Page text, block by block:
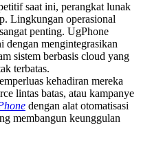
saat ini, perangkat lunak
Lingkungan operasional
penting. UgPhone
dengan mengintegrasikan
sistem berbasis cloud yang
terbatas.
kehadiran mereka
lintas batas, atau kampanye
dengan alat otomatisasi
membangun keunggulan